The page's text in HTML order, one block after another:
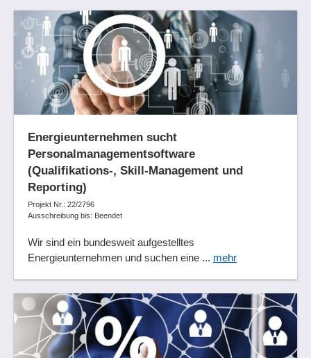
Energieunternehmen sucht
Personalmanagementsoftware
(Qualifikations-, Skill-Management und
Reporting)
Projekt Nr.: 22/2796
Ausschreibung bis: Beendet
Wir sind ein bundesweit aufgestelltes
Energieunternehmen und suchen eine ... mehr